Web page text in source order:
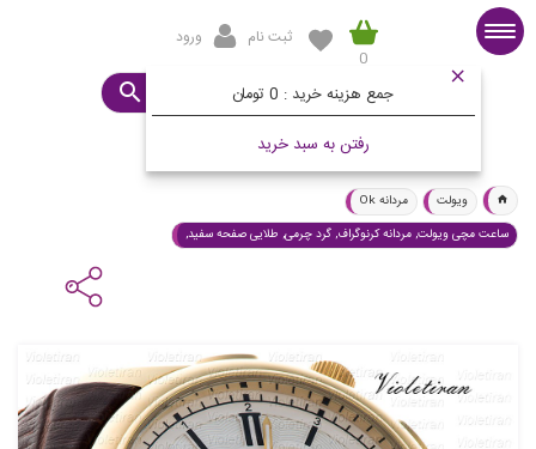
0
جمع هزینه خرید :
رفتن به سبد خرید
ثبت نام ورود
ساعت مورد نظرتان چیست؟
ویولت
مردانه Ok
ساعت مچی ویولت, مردانه کرنوگراف, گرد چرمی, طلایی صفحه سفید,